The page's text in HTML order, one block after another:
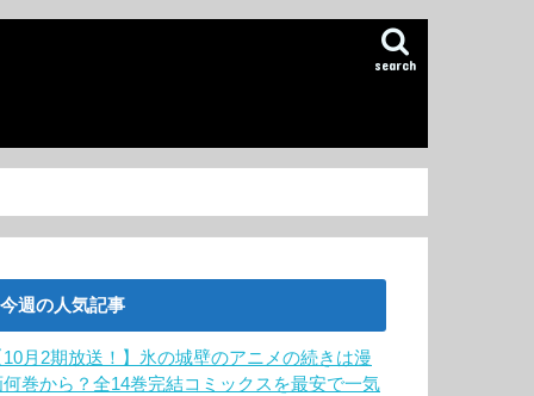
search
今週の人気記事
10月2期放送！】氷の城壁のアニメの続きは漫
何巻から？全14巻完結コミックスを最安で一気